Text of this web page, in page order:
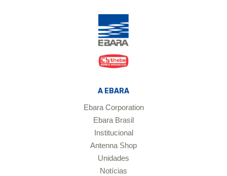
A EBARA
Ebara Corporation
Ebara Brasil
Institucional
Antenna Shop
Unidades
Notícias